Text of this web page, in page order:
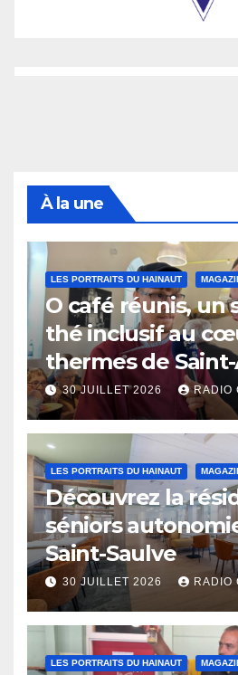
À la une
LES PORTRAITS DU HAINAUT
O café réunis, un
thé inclusif au
thermes de
Eaux
30 JUILLET 2026 RADIO
LES PORTRAITS DU HAINAUT
Découvrez la
séniors
Saint-Saulve
30 JUILLET 2026 RADIO
LES PORTRAITS DU HAINAUT